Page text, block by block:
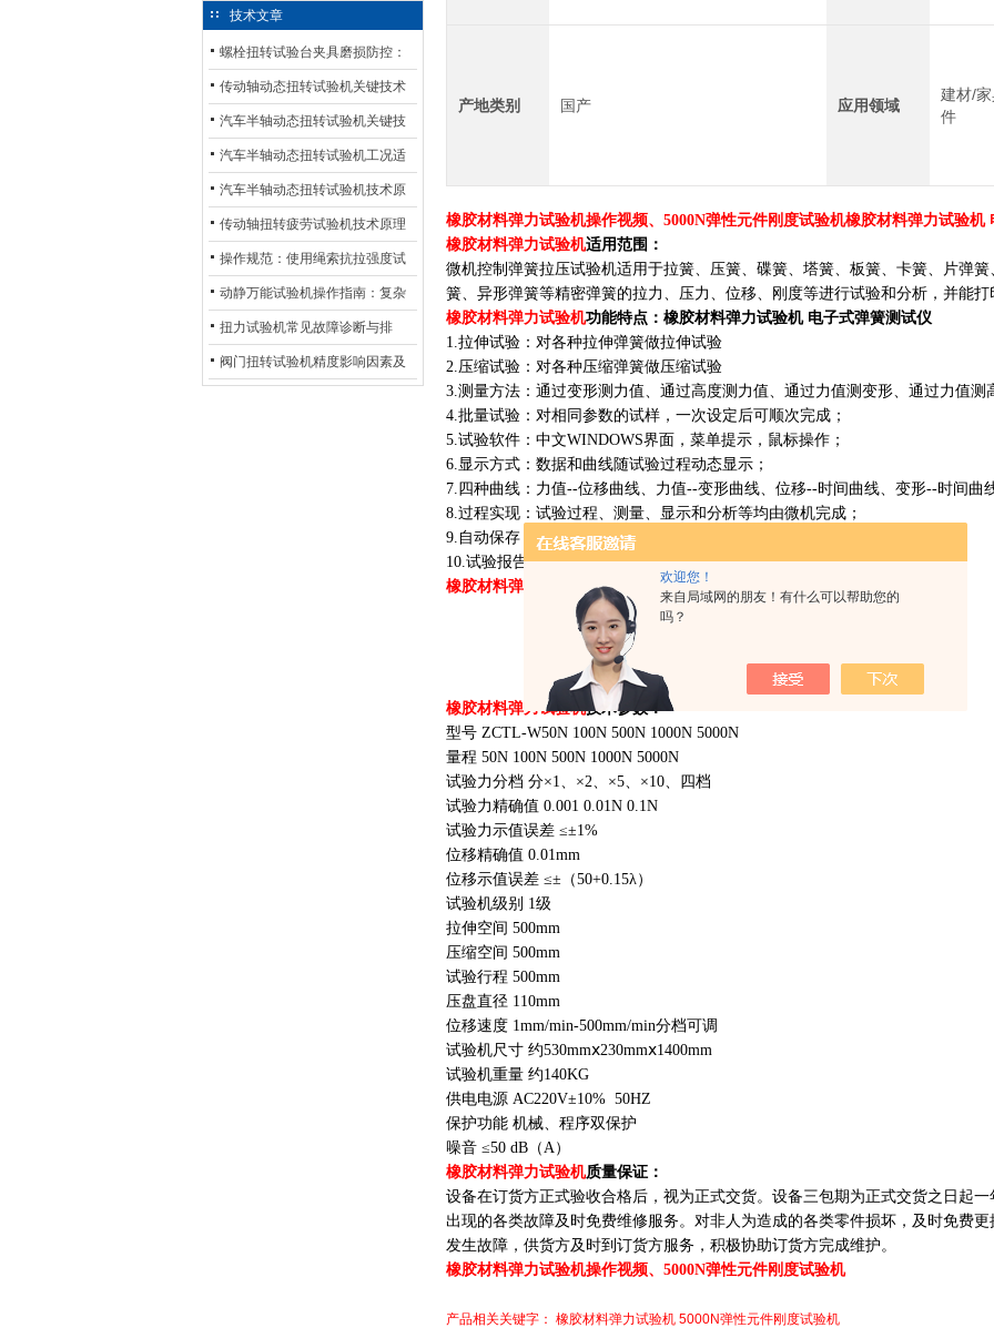
欢迎您！
来自局域网的朋友！有什么可以帮助您的
吗？
技术文章
螺栓扭转试验台夹具磨损防控：
材质选型与表面处理的耐用性优
化
传动轴动态扭转试验机关键技术
及产业落地应用
汽车半轴动态扭转试验机关键技
术及产业落地应用
汽车半轴动态扭转试验机工况适
配与质控应用探析
汽车半轴动态扭转试验机技术原
理与行业应用
传动轴扭转疲劳试验机技术原理
与行业应用
操作规范：使用绳索抗拉强度试
验机的完整测试步骤
动静万能试验机操作指南：复杂
动态测试的标准化流程
扭力试验机常见故障诊断与排
除：从传感器信号异常到机械传
阀门扭转试验机精度影响因素及
产地类别 国产 应用领域
建材/
件
橡胶材料弹力试验机操作视频、 5000N弹性元件刚度试验机橡胶材料弹力试验机
橡胶材料弹力试验机适用范围：
微机控制弹簧拉压试验机适用于拉簧、压簧、碟簧、塔簧、板簧、卡簧、片弹
簧、异形弹簧等精密弹簧的拉力、压力、位移、刚度等进行试验和分析，并能
橡胶材料弹力试验机功能特点： 橡胶材料弹力试验机 电子式弹簧测试仪
1.拉伸试验：对各种拉伸弹簧做拉伸试验
2.压缩试验：对各种压缩弹簧做压缩试验
3.测量方法：通过变形测力值、通过高度测力值、通过力值测变形、通过力值测
4.批量试验：对相同参数的试样，一次设定后可顺次完成；
5.试验软件：中文WINDOWS界面，菜单提示，鼠标操作；
6.显示方式：数据和曲线随试验过程动态显示；
7.四种曲线：力值--位移曲线、力值--变形曲线、位移--时间曲线、变形--时间曲
8.过程实现：试验过程、测量、显示和分析等均由微机完成；
9.自动保存：试验结束，试验数据和曲线自动保存；
10.试验报告：可按用户要求的格式编制报告并打印；
橡胶材料弹力试验机
操作视频、5000N弹性元件刚度试验机
橡胶材料弹力试验机技术参数：
型号 ZCTL-W50N 100N 500N 1000N 5000N
量程 50N 100N 500N 1000N 5000N
试验力分档 分×1、×2、×5、×10、四档
试验力精确值 0.001 0.01N 0.1N
试验力示值误差 ≤±1%
位移精确值 0.01mm
位移示值误差 ≤±（50+0.15λ）
试验机级别 1级
拉伸空间 500mm
压缩空间 500mm
试验行程 500mm
压盘直径 110mm
位移速度 1mm/min-500mm/min分档可调
试验机尺寸 约530mmⅹ230mmⅹ1400mm
试验机重量 约140KG
供电电源 AC220V±10% 50HZ
保护功能 机械、程序双保护
噪音 ≤50 dB（A）
橡胶材料弹力试验机质量保证：
设备在订货方正式验收合格后，视为正式交货。设备三包期为正式交货之日起
出现的各类故障及时免费维修服务。对非人为造成的各类零件损坏，及时免费
发生故障，供货方及时到订货方服务，积极协助订货方完成维护。
橡胶材料弹力试验机操作视频、 5000N弹性元件刚度试验机
产品相关关键字： 橡胶材料弹力试验机 5000N弹性元件刚度试验机